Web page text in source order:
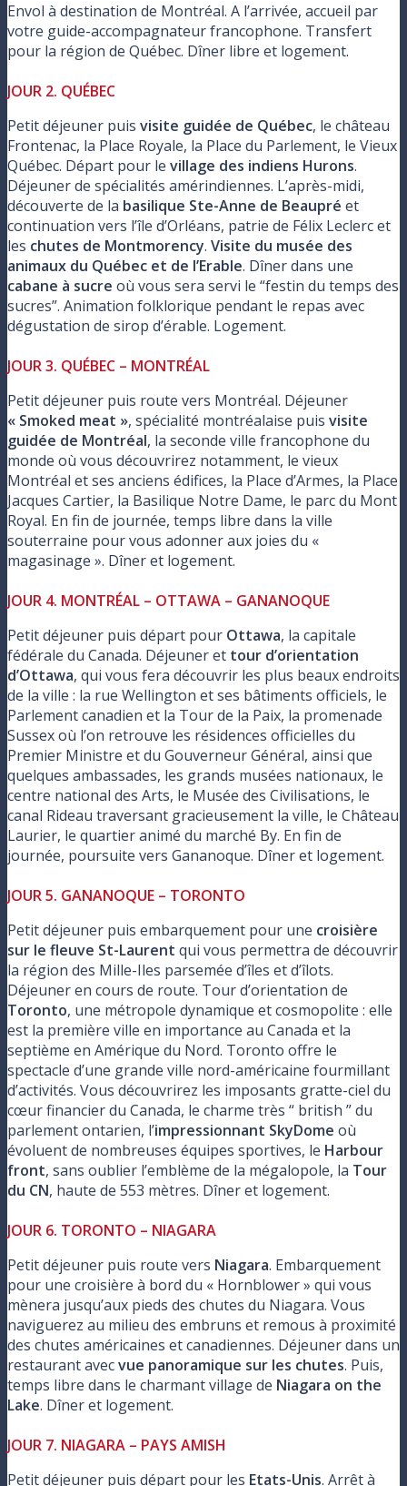
Envol à destination de Montréal. A l’arrivée, accueil par
votre guide-accompagnateur francophone. Transfert
pour la région de Québec. Dîner libre et logement.
JOUR 2. QUÉBEC
Petit déjeuner puis visite guidée de Québec, le château
Frontenac, la Place Royale, la Place du Parlement, le Vieux
Québec. Départ pour le village des indiens Hurons.
Déjeuner de spécialités amérindiennes. L’après-midi,
découverte de la basilique Ste-Anne de Beaupré et
continuation vers l’île d’Orléans, patrie de Félix Leclerc et
les chutes de Montmorency. Visite du musée des
animaux du Québec et de l’Erable. Dîner dans une
cabane à sucre où vous sera servi le “festin du temps des
sucres”. Animation folklorique pendant le repas avec
dégustation de sirop d’érable. Logement.
JOUR 3. QUÉBEC – MONTRÉAL
Petit déjeuner puis route vers Montréal. Déjeuner
« Smoked meat », spécialité montréalaise puis visite
guidée de Montréal, la seconde ville francophone du
monde où vous découvrirez notamment, le vieux
Montréal et ses anciens édifices, la Place d’Armes, la Place
Jacques Cartier, la Basilique Notre Dame, le parc du Mont
Royal. En fin de journée, temps libre dans la ville
souterraine pour vous adonner aux joies du «
magasinage ». Dîner et logement.
JOUR 4. MONTRÉAL – OTTAWA – GANANOQUE
Petit déjeuner puis départ pour Ottawa, la capitale
fédérale du Canada. Déjeuner et tour d’orientation
d’Ottawa, qui vous fera découvrir les plus beaux endroits
de la ville : la rue Wellington et ses bâtiments officiels, le
Parlement canadien et la Tour de la Paix, la promenade
Sussex où l’on retrouve les résidences officielles du
Premier Ministre et du Gouverneur Général, ainsi que
quelques ambassades, les grands musées nationaux, le
centre national des Arts, le Musée des Civilisations, le
canal Rideau traversant gracieusement la ville, le Château
Laurier, le quartier animé du marché By. En fin de
journée, poursuite vers Gananoque. Dîner et logement.
JOUR 5. GANANOQUE – TORONTO
Petit déjeuner puis embarquement pour une croisière
sur le fleuve St-Laurent qui vous permettra de découvrir
la région des Mille-Iles parsemée d’îles et d’îlots.
Déjeuner en cours de route. Tour d’orientation de
Toronto, une métropole dynamique et cosmopolite : elle
est la première ville en importance au Canada et la
septième en Amérique du Nord. Toronto offre le
spectacle d’une grande ville nord-américaine fourmillant
d’activités. Vous découvrirez les imposants gratte-ciel du
cœur financier du Canada, le charme très “ british ” du
parlement ontarien, l’impressionnant SkyDome où
évoluent de nombreuses équipes sportives, le Harbour
front, sans oublier l’emblème de la mégalopole, la Tour
du CN, haute de 553 mètres. Dîner et logement.
JOUR 6. TORONTO – NIAGARA
Petit déjeuner puis route vers Niagara. Embarquement
pour une croisière à bord du « Hornblower » qui vous
mènera jusqu’aux pieds des chutes du Niagara. Vous
naviguerez au milieu des embruns et remous à proximité
des chutes américaines et canadiennes. Déjeuner dans un
restaurant avecvue panoramique sur les chutes. Puis,
temps libre dans le charmant village de Niagara on the
Lake. Dîner et logement.
JOUR 7. NIAGARA – PAYS AMISH
Petit déjeuner puis départ pour les Etats-Unis. Arrêt à